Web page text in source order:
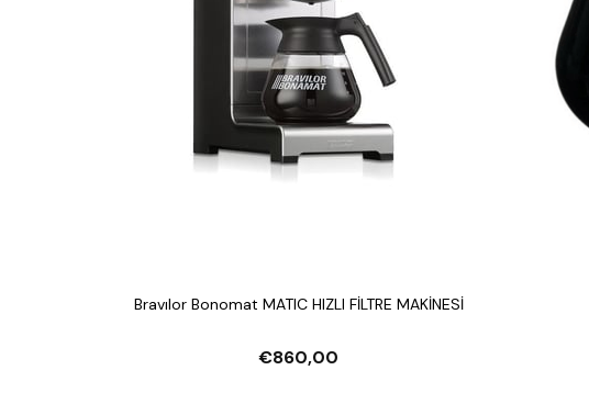
Bravılor Bonomat MATIC HIZLI FİLTRE MAKİNESİ
€860,00